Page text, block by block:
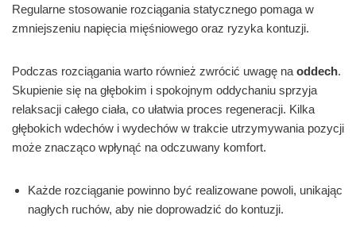
Regularne stosowanie rozciągania statycznego pomaga w
zmniejszeniu napięcia mięśniowego oraz ryzyka kontuzji.
Podczas rozciągania warto również zwrócić uwagę na oddech.
Skupienie się na głębokim i spokojnym oddychaniu sprzyja
relaksacji całego ciała, co ułatwia proces regeneracji. Kilka
głębokich wdechów i wydechów w trakcie utrzymywania pozycji
może znacząco wpłynąć na odczuwany komfort.
Każde rozciąganie powinno być realizowane powoli, unikając
nagłych ruchów, aby nie doprowadzić do kontuzji.